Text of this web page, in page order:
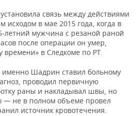
связь между действиями
исходом в мае 2015 года, когда в
летний мужчина с резаной раной
после операции он умер,
времени» в Следкоме по РТ.
именно Шадрин ставил больному
проводил первичную
раны и накладывал швы, но
— не в полном объеме провел
источник кровотечения.